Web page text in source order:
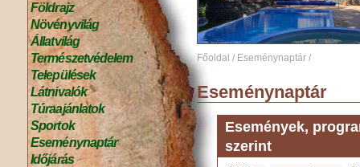
Földrajz
Növényvilág
Állatvilág
Természetvédelem
Települések
Látnivalók
Túraajánlatok
Sportok
Eseménynaptár
Időjárás
Főoldal / Eseménynaptár /
Eseménynaptár
Események,
szerint